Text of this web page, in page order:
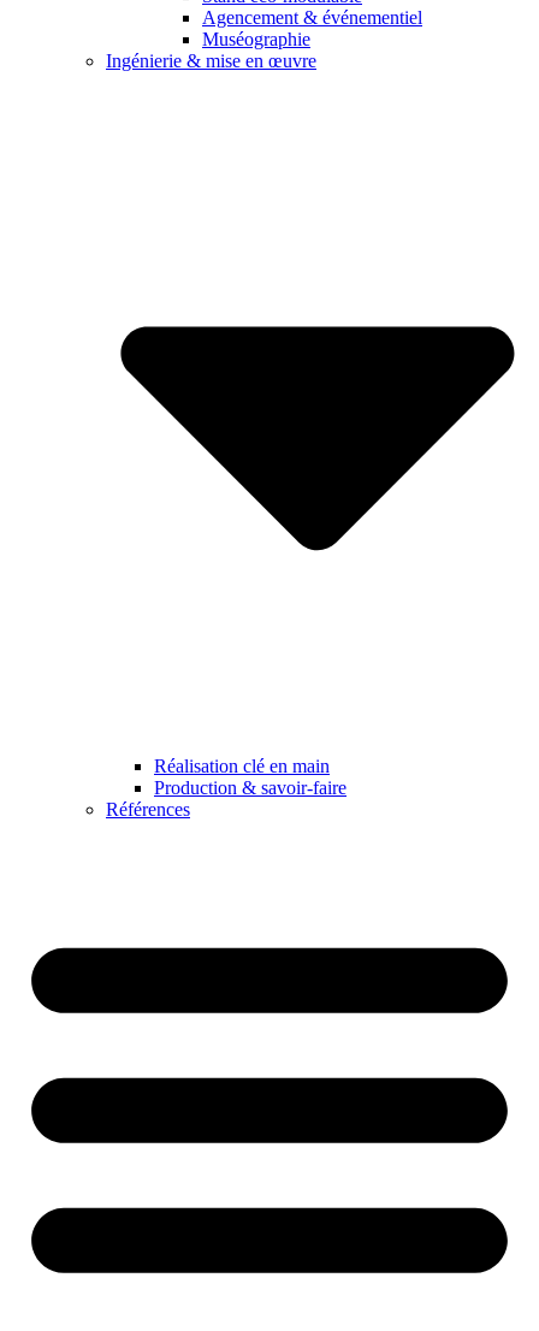
Agencement & événementiel
Muséographie
Ingénierie & mise en œuvre
Réalisation clé en main
Production & savoir-faire
Références